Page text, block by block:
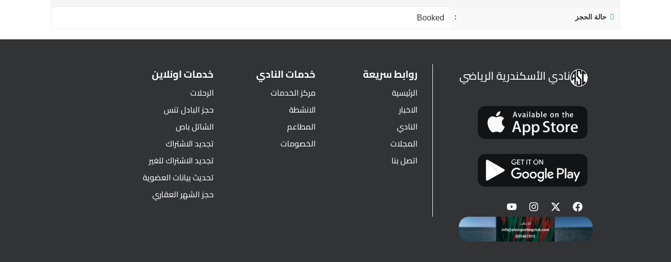
حالة الحجز Booked
نادي الأسكندرية الرياضي روابط سريعة
الرئيسية
الاخبار
النادي
المجلات
اتصل بنا
خدمات النادي
مركز الخدمات
الانشطة
المطاعم
الخصومات
خدمات اونلاين
الرحلات
حجز البادل تنس
الشاتل باص
تجديد الاشتراك
تجديد الاشتراك للغير
تحديث بيانات العضوية
حجز الشهر العقاري